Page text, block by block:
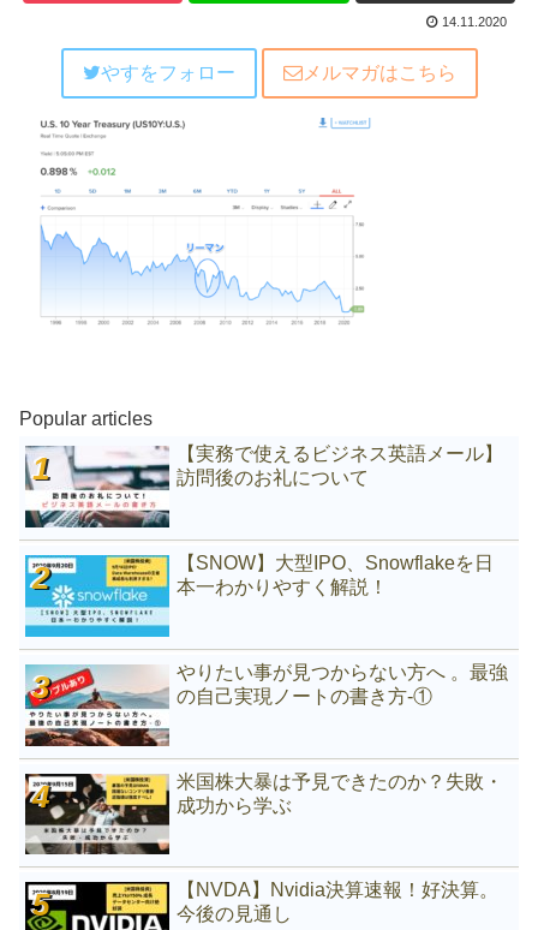
14.11.2020
やすをフォロー メルマガはこちら
Popular articles
【実務で使えるビジネス英語メール】
訪問後のお礼について
【SNOW】大型IPO、Snowflakeを日
本一わかりやすく解説！
やりたい事が見つからない方へ 。最強
の自己実現ノートの書き方-①
米国株大暴は予見できたのか？失敗・
成功から学ぶ
【NVDA】Nvidia決算速報！好決算。
今後の見通し